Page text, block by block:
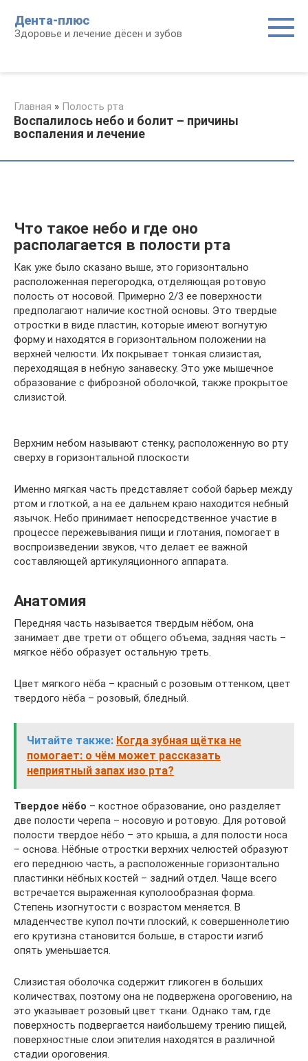
контенту
Дента-плюс
Здоровье и лечение дёсен и зубов
Главная » Полость рта
Воспалилось небо и болит – причины
воспаления и лечение
Что такое небо и где оно
располагается в полости рта
Как уже было сказано выше, это горизонтально
расположенная перегородка, отделяющая ротовую
полость от носовой. Примерно 2/3 ее поверхности
предполагают наличие костной основы. Это твердые
отростки в виде пластин, которые имеют вогнутую
форму и находятся в горизонтальном положении на
верхней челюсти. Их покрывает тонкая слизистая,
переходящая в небную занавеску. Это уже мышечное
образование с фиброзной оболочкой, также прокрытое
слизистой.
Верхним небом называют стенку, расположенную во рту
сверху в горизонтальной плоскости
Именно мягкая часть представляет собой барьер между
ртом и глоткой, а на ее дальнем краю находится небный
язычок. Небо принимает непосредственное участие в
процессе пережевывания пищи и глотания, помогает в
воспроизведении звуков, что делает ее важной
составляющей артикуляционного аппарата.
Анатомия
Передняя часть называется твердым нёбом, она
занимает две трети от общего объема, задняя часть –
мягкое нёбо образует остальную треть.
Цвет мягкого нёба – красный с розовым оттенком, цвет
твердого нёба – розовый, бледный.
Читайте также: Когда зубная щётка не
помогает: о чём может рассказать
неприятный запах изо рта?
Твердое нёбо – костное образование, оно разделяет
две полости черепа – носовую и ротовую. Для ротовой
полости твердое нёбо – это крыша, а для полости носа
– основа. Нёбные отростки верхних челюстей образуют
его переднюю часть, а расположенные горизонтально
пластинки нёбных костей – задний отдел. Чаще всего
встречается выраженная куполообразная форма.
Степень изогнутости с возрастом меняется. В
младенчестве купол почти плоский, к совершеннолетию
его крутизна становится больше, в старости изгиб
опять уменьшается.
Слизистая оболочка содержит гликоген в больших
количествах, поэтому она не подвержена ороговению, на
это указывает розовый цвет ткани. Однако там, где
поверхность подвергается наибольшему трению пищей,
поверхностные слои эпителия находятся в различной
стадии ороговения.